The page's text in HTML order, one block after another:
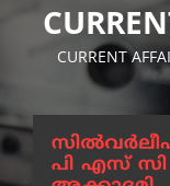
CURRENT